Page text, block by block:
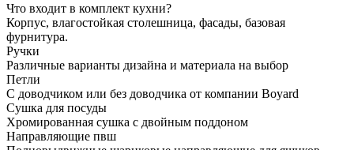
Что входит в комплект кухни?
Корпус, влагостойкая столешница, фасады, базовая
фурнитура.
Ручки
Различные варианты дизайна и материала на выбор
Петли
С доводчиком или без доводчика от компании Boyard
Сушка для посуды
Хромированная сушка с двойным поддоном
Направляющие пвш